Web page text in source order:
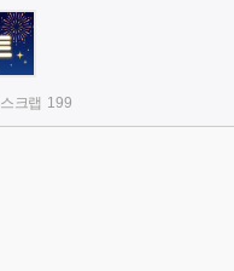
스크랩 199